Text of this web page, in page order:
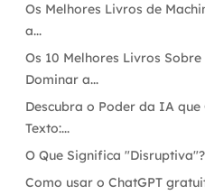
Os Melhores Livros de
a...
Os 10 Melhores Livros
Dominar a...
Descubra o Poder da IA
Texto:...
O Que Significa
Como usar o ChatGPT